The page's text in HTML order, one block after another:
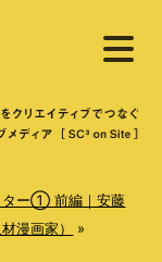
メ
ニ
を
開
く
ター① 前編｜安藤
漫画家）
»